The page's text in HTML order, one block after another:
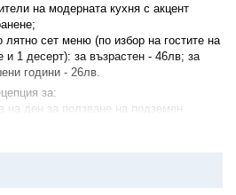
на модерната кухня с акцент
лятно сет меню (по избор на гостите на
и 1 десерт): за възрастен - 46лв; за
години - 26лв.
за:
на ден за ползване на подземен
терапии.
Освобождаване: до 12:00ч.